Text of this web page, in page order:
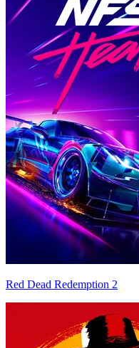
Red Dead Redemption 2